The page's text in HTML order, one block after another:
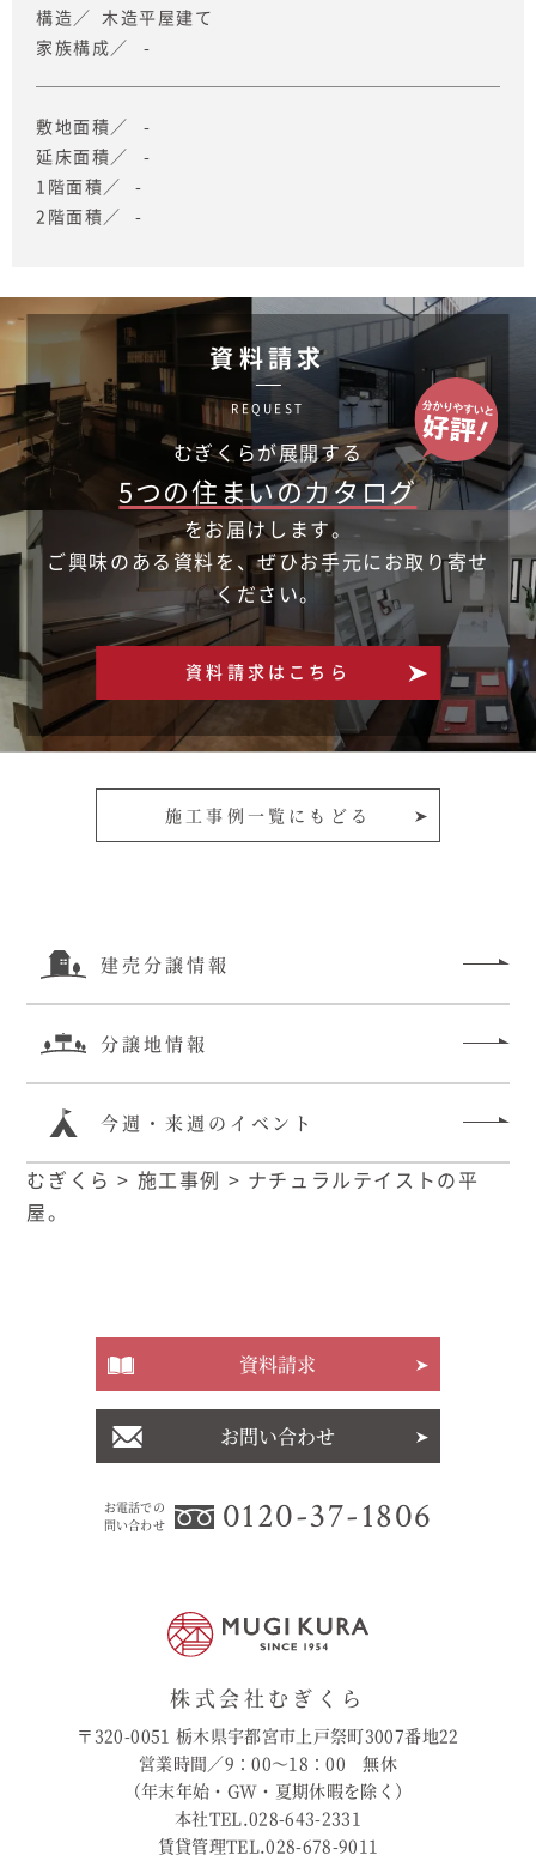
構造
木造平屋建て
家族構成
-
敷地面積
-
延床面積
-
1階面積
-
2階面積
-
資料請求
REQUEST
むぎくらが展開する
5つの住まいのカタログ
をお届けします。
ご興味のある資料を、ぜひお手元にお取り寄せ
ください。
資料請求はこちら
施工事例一覧にもどる
建売分譲情報
分譲地情報
今週・来週のイベント
むぎくら > 施工事例 > ナチュラルテイストの平
屋。
お電話での
問い合わせ
0120-37-1806
資料請求
お問い合わせ
株式会社むぎくら
〒320-0051 栃木県宇都宮市上戸祭町3007番地22
営業時間／9：00〜18：00 無休
（年末年始・GW・夏期休暇を除く）
本社TEL.028-643-2331
賃貸管理TEL.028-678-9011